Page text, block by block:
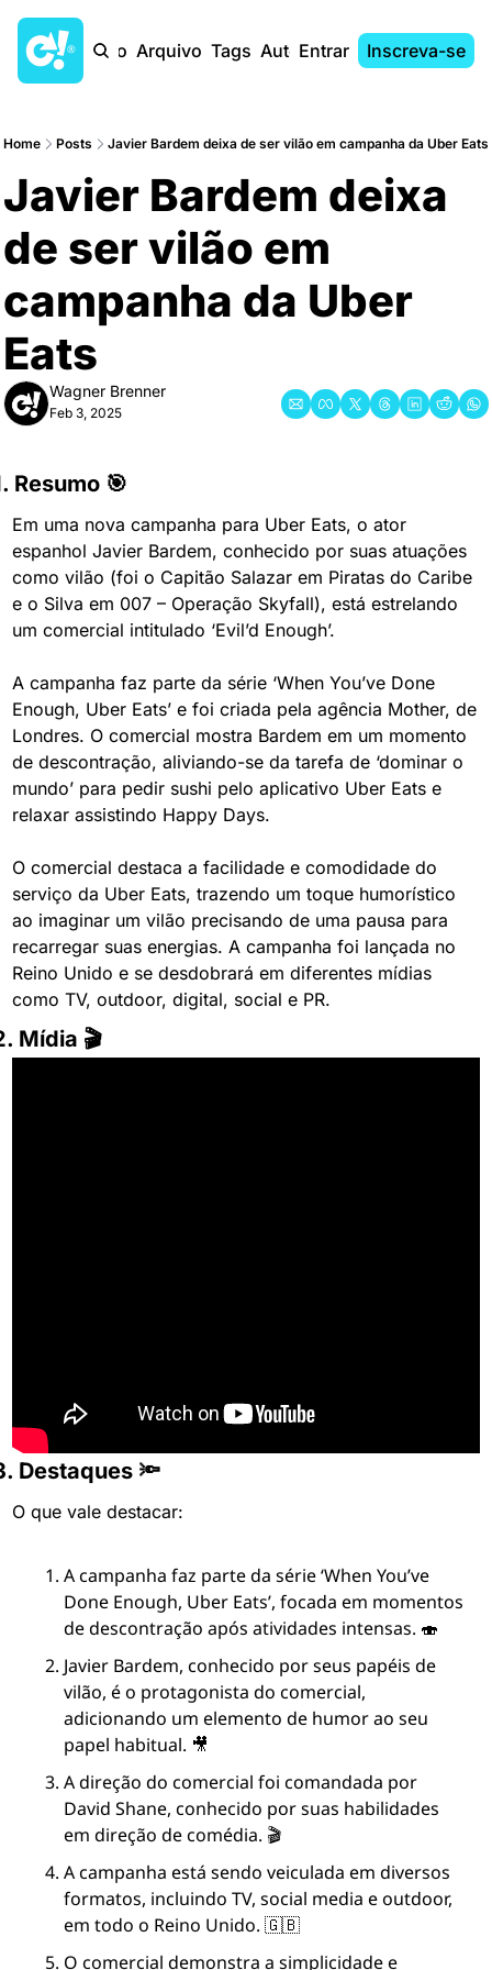
Início Arquivo Tags AutoresEntrar Inscreva-se
Home Posts Javier Bardem deixa de ser vilão em campanha da Uber Eats
Javier Bardem deixa
de ser vilão em
campanha da Uber
Eats
Wagner Brenner
Feb 3, 2025
Resumo 🎯
Em uma nova campanha para Uber Eats, o ator
espanhol Javier Bardem, conhecido por suas atuações
como vilão (foi o Capitão Salazar em Piratas do Caribe
e o Silva em 007 – Operação Skyfall), está estrelando
um comercial intitulado ‘Evil’d Enough’.
A campanha faz parte da série ‘When You’ve Done
Enough, Uber Eats’ e foi criada pela agência Mother, de
Londres. O comercial mostra Bardem em um momento
de descontração, aliviando-se da tarefa de ‘dominar o
mundo’ para pedir sushi pelo aplicativo Uber Eats e
relaxar assistindo Happy Days.
O comercial destaca a facilidade e comodidade do
serviço da Uber Eats, trazendo um toque humorístico
ao imaginar um vilão precisando de uma pausa para
recarregar suas energias. A campanha foi lançada no
Reino Unido e se desdobrará em diferentes mídias
como TV, outdoor, digital, social e PR.
Mídia 🎬
Destaques 🔦
O que vale destacar:
A campanha faz parte da série ‘When You’ve
Done Enough, Uber Eats’, focada em momentos
de descontração após atividades intensas. 🍣
Javier Bardem, conhecido por seus papéis de
vilão, é o protagonista do comercial,
adicionando um elemento de humor ao seu
papel habitual. 🎥
A direção do comercial foi comandada por
David Shane, conhecido por suas habilidades
em direção de comédia. 🎬
A campanha está sendo veiculada em diversos
formatos, incluindo TV, social media e outdoor,
em todo o Reino Unido. 🇬🇧
O comercial demonstra a simplicidade e